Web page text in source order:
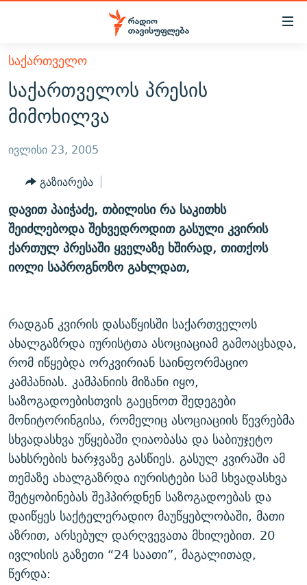
Accessibility
მთავარ
შინაარსზე
დაბრუნება
მთავარ
დაბრუნება
ძიებაზე
დაბრუნება
ᲐᲮᲐᲚᲘ ᲐᲛᲑᲔᲑᲘ
ᲗᲔᲛᲔᲑᲘ
ᲞᲝᲚᲘᲢᲘᲙᲐ
ᲔᲙᲝᲜᲝᲛᲘᲙᲐ
ᲡᲐᲖᲝᲒᲐᲓᲝᲔᲑᲐ
ᲡᲞᲝᲠᲢᲘ
ᲕᲘᲓᲔᲝ
ᲑᲚᲝᲒᲔᲑᲘ
ᲞᲝᲓᲙᲐᲡᲢᲔᲑᲘ
ᲜᲘᲙᲝᲡ ᲞᲝᲓᲙᲐᲡᲢᲘ
60 ᲓᲔᲪᲘᲑᲔᲚᲘ
ᲒᲐᲜᲙᲘᲗᲮᲕᲘᲡ ᲓᲦᲔ
ᲛᲝᲚᲐᲞᲐᲠᲐᲙᲔ ᲢᲔᲥᲡᲢᲔᲑᲘ
ᲨᲘᲜ - ᲣᲪᲮᲝᲔᲗᲨᲘ
ᲚᲘᲢᲔᲠᲐᲢᲣᲠᲣᲚᲘ ᲬᲐᲮᲜᲐᲒᲔᲑᲘ
ᲐᲛᲔᲠᲘᲙᲣᲚᲘ ᲛᲝᲗᲮᲠᲝᲑᲐ
ᲘᲛᲞᲔᲠᲘᲐ ᲓᲐ ᲠᲐᲓᲘᲝ
ᲗᲐᲕᲘᲡᲣᲤᲚᲔᲑᲘᲡ ᲛᲝᲜᲘᲢᲝᲠᲘ
ᲤᲔᲜᲝᲕᲐᲜᲘ - 2.10
ᲗᲥᲕᲔᲜᲘ ᲞᲣᲑᲚᲘᲙᲐᲪᲘᲔᲑᲘ
ᲞᲠᲝᲔᲥᲢᲔᲑᲘ
ᲣᲙᲠᲐᲘᲜᲐᲨᲘ ᲓᲐᲦᲣᲞᲣᲚᲘ ᲥᲐᲠᲗᲕᲔᲚᲘ ᲛᲔᲑᲠᲫᲝᲚᲔᲑᲘ - 2022
ᲩᲔᲛᲘ ᲡᲘᲙᲕᲓᲘᲚᲘᲡ ᲛᲘᲖᲔᲖᲘᲐ COVID-19
11 ᲬᲔᲚᲘ - 11 ᲐᲛᲑᲐᲕᲘ
ᲡᲐᲞᲐᲠᲚᲐᲛᲔᲜᲢᲝ ᲐᲠᲩᲔᲕᲜᲔᲑᲘᲡ ᲘᲡᲢᲝᲠᲘᲐ
ᲑᲐᲕᲨᲕᲔᲑᲘ ᲞᲠᲝᲡᲢᲘᲢᲣᲪᲘᲐᲨᲘ - ᲐᲛᲝᲣᲗᲥᲛᲔᲚᲘ ᲐᲛᲑᲐᲕᲘ
5 ᲐᲛᲑᲐᲕᲘ - 20 ᲘᲕᲜᲘᲡᲡ ᲓᲐᲨᲐᲕᲔᲑᲣᲚᲔᲑᲘ
ᲐᲒᲕᲘᲡᲢᲝᲡ ᲝᲛᲘ
ПРИВЕТ ᲙᲣᲚᲢᲣᲠᲐ
ЭХО КАВКАЗА
ᲒᲐᲛᲝᲘᲬᲔᲠᲔ
რთე/რთ-ის ყველა საიტი
ᲡᲐᲥᲐᲠᲗᲕᲔᲚᲝ
საქართველოს პრესის
მიმოხილვა
ივლისი 23, 2005
გაზიარება
დავით პაიჭაძე, თბილისი რა საკითხს
შეიძლებოდა შეხვედროდით გასული კვირის
ქართულ პრესაში ყველაზე ხშირად, თითქოს
იოლი საპროგნოზო გახლდათ,
რადგან კვირის დასაწყისში საქართველოს
ახალგაზრდა იურისტთა ასოციაციამ გამოაცხადა,
რომ იწყებდა ორკვირიან საინფორმაციო
კამპანიას. კამპანიის მიზანი იყო,
საზოგადოებისთვის გაეცნოთ შედეგები
მონიტორინგისა, რომელიც ასოციაციის წევრებმა
სხვადასხვა უწყებაში ღიაობასა და საბიუჯეტო
სახსრების ხარჯვაზე გასწიეს. გასულ კვირაში ამ
თემაზე ახალგაზრდა იურისტები სამ სხვადასხვა
შეტყობინებას შეჰპირდნენ საზოგადოებას და
დაიწყეს საქტელერადიო მაუწყებლობაში, მათი
აზრით, არსებულ დარღვევათა მხილებით. 20
ივლისის გაზეთი “24 საათი”, მაგალითად,
წერდა: